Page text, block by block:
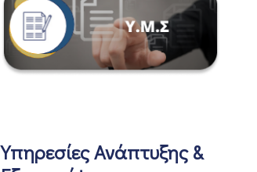
Υπηρεσίες Ανάπτυξης &